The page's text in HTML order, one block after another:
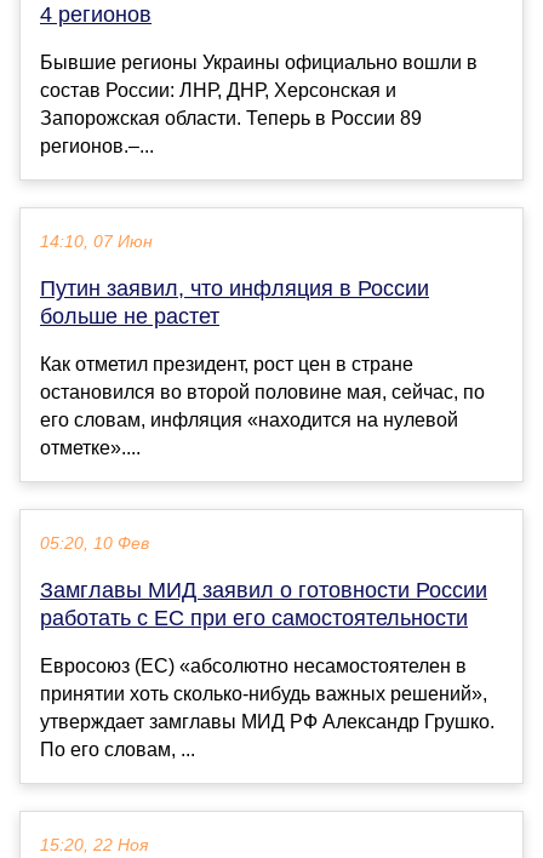
4 регионов
Бывшие регионы Украины официально вошли в
состав России: ЛНР, ДНР, Херсонская и
Запорожская области. Теперь в России 89
регионов.–...
14:10, 07 Июн
Путин заявил, что инфляция в России
больше не растет
Как отметил президент, рост цен в стране
остановился во второй половине мая, сейчас, по
его словам, инфляция «находится на нулевой
отметке»....
05:20, 10 Фев
Замглавы МИД заявил о готовности России
работать с ЕС при его самостоятельности
Евросоюз (ЕС) «абсолютно несамостоятелен в
принятии хоть сколько-нибудь важных решений»,
утверждает замглавы МИД РФ Александр Грушко.
По его словам, ...
15:20, 22 Ноя